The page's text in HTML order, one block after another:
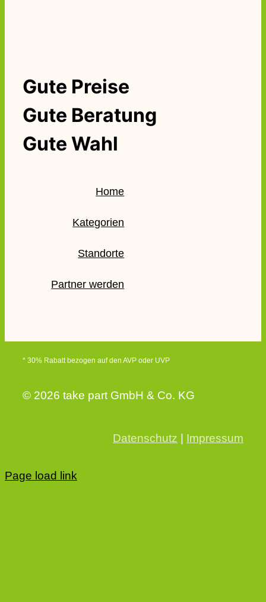
Gute Preise
Gute Beratung
Gute Wahl
Home
Kategorien
Standorte
Partner werden
* 30% Rabatt bezogen auf den AVP oder UVP
© 2026 take part GmbH & Co. KG
Datenschutz Impressum
Page load link